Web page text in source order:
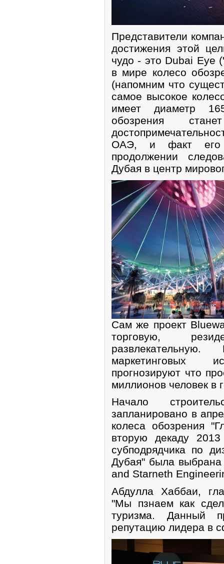
Представители
достижения этой
чудо - это Dubai Eye
в мире колесо
(напомним что
самое высокое
имеет диаметр
обозрения
ОАЭ, и факт его
продолжении
Дубая в центр
Сам же проект
торговую,
маркетинговых
прогнозируют что
миллионов человек в
Начало
запланировано в
колеса обозрения
вторую декаду
субподрядчика по
Дубая" была
and Starneth
Абдулла Хаббаи,
"Мы пзнаем как
туризма. Данный
репутацию лидера в